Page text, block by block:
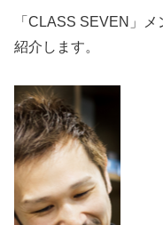
「CLASS SEVEN」
紹介します。